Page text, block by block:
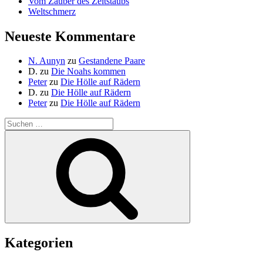
Weltschmerz
Neueste Kommentare
N. Aunyn zu Gestandene Paare
D. zu Die Noahs kommen
Peterzu Die Hölle auf Rädern
D. zu Die Hölle auf Rädern
Peterzu Die Hölle auf Rädern
Suche
nach:
Kategorien